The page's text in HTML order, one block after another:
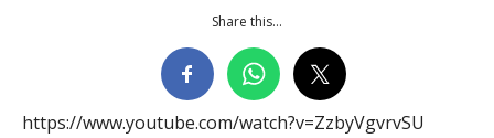
Share this...
https://www.youtube.com/watch?v=ZzbyVgvrvSU